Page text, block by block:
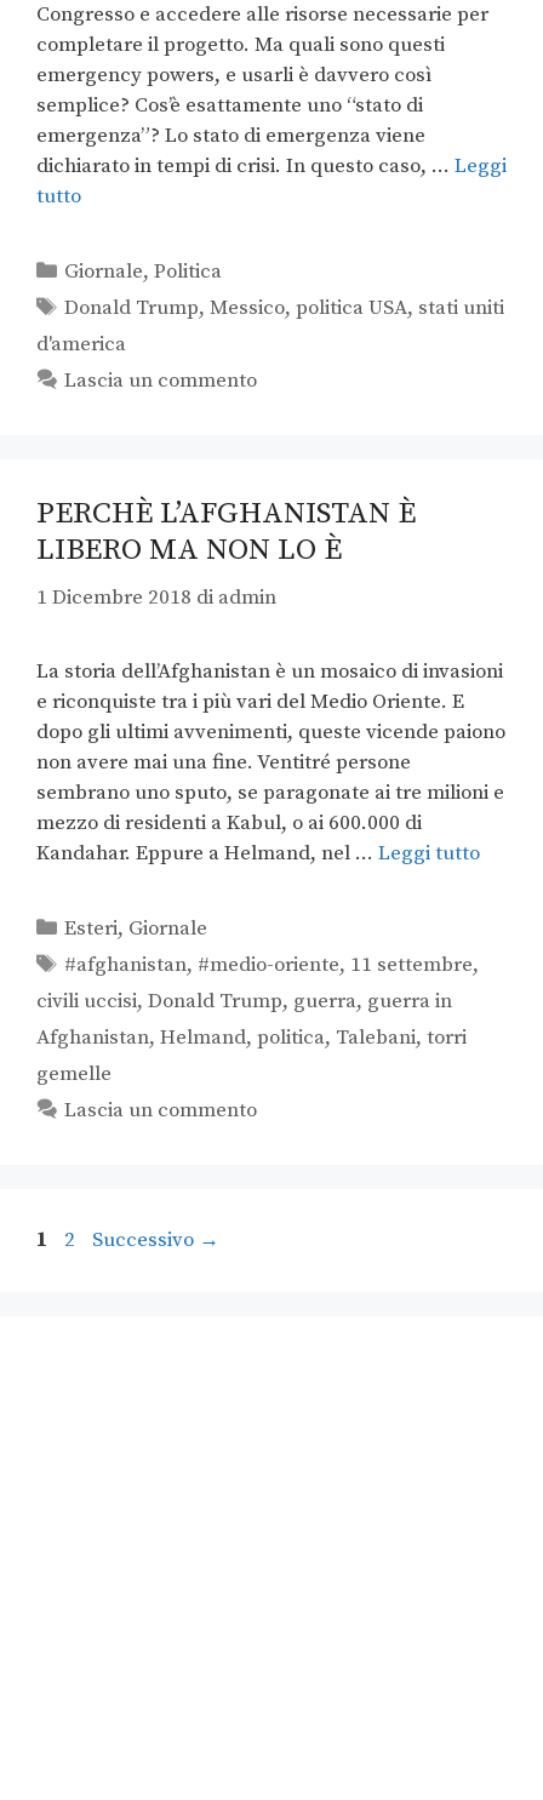
Congresso e accedere alle risorse necessarie per
completare il progetto. Ma quali sono questi
emergency powers, e usarli è davvero così
semplice? Cos’è esattamente uno “stato di
emergenza”? Lo stato di emergenza viene
dichiarato in tempi di crisi. In questo caso, … Leggi
tutto
Giornale,Politica
Donald Trump,Messico,politica USA, stati uniti
d'america
Lascia un commento
PERCHÈ L’AFGHANISTAN È
LIBERO MA NON LO È
1 Dicembre 2018 di admin
La storia dell’Afghanistan è un mosaico di invasioni
e riconquiste tra i più vari del Medio Oriente. E
dopo gli ultimi avvenimenti, queste vicende paiono
non avere mai una fine. Ventitré persone
sembrano uno sputo, se paragonate ai tre milioni e
mezzo di residenti a Kabul, o ai 600.000 di
Kandahar. Eppure a Helmand, nel … Leggi tutto
Esteri, Giornale
#afghanistan, #medio-oriente, 11 settembre,
civili uccisi, Donald Trump, guerra, guerra in
Afghanistan, Helmand, politica, Talebani, torri
gemelle
Lascia un commento
1 2 Successivo →